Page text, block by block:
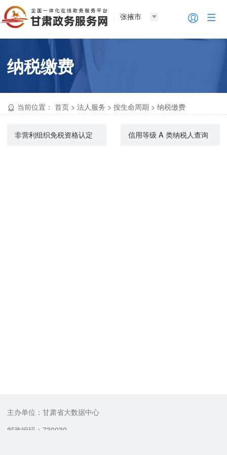
张掖市
纳税缴费
当前位置： 首页 >法人服务 >按生命周期 >纳税缴费
非营利组织免税资格认定 信用等级 A 类纳税人查询
主办单位：甘肃省大数据中心
邮政编码：730030